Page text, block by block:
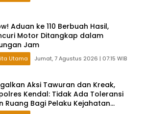
Aduan ke 110 Berbuah Hasil,
Motor Ditangkap dalam
Jam
Utama Jumat, 7 Agustus 2026 | 07:15 WIB
Aksi Tawuran dan Kreak,
Kendal: Tidak Ada Toleransi
Ruang Bagi Pelaku Kejahatan